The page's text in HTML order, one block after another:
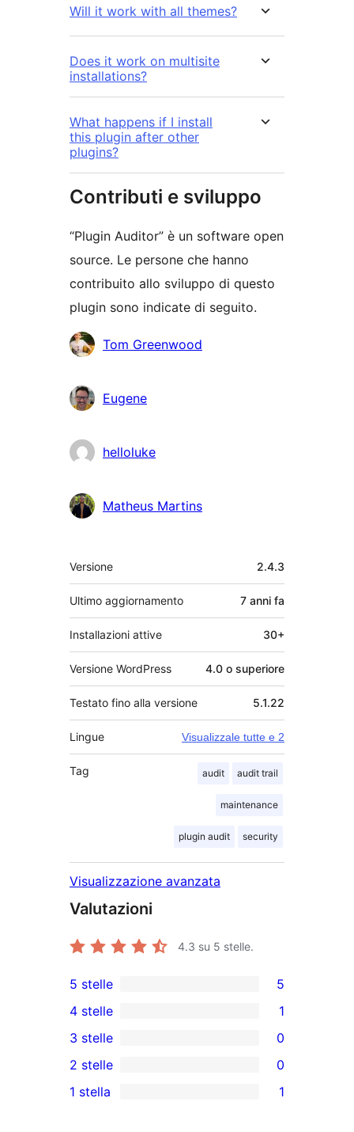
Will it work with all themes?
Does it work on multisite
installations?
What happens if I install
this plugin after other
plugins?
Contributi e sviluppo
“Plugin Auditor” è un software open
source. Le persone che hanno
contribuito allo sviluppo di questo
plugin sono indicate di seguito.
Collaboratori
Tom Greenwood
Eugene
helloluke
Matheus Martins
Meta
Versione 2.4.3
Ultimo aggiornamento 7 anni fa
Installazioni attive 30+
Versione WordPress 4.0 o superiore
Testato fino alla versione 5.1.22
Lingue Visualizzale tutte e 2
Tag audit audit trail
maintenance
plugin audit security
Visualizzazione avanzata
Valutazioni
4.3 su 5 stelle.
5
recensioni
a
5-
stelle
5 stelle 5
4-
recensioni
a
4 stelle 1
0
recensioni
a
3 stelle 0
recensioni
2 stelle 0
1 stella 1